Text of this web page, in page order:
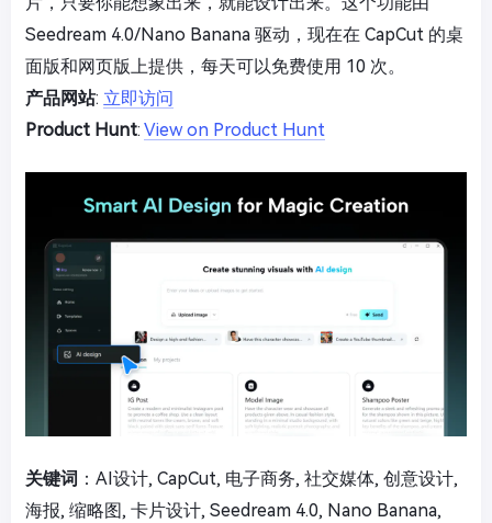
Seedream 4.0/Nano Banana 驱动，现在在 CapCut 的桌
面版和网页版上提供，每天可以免费使用 10 次。
产品网站: 立即访问
Product Hunt: View on Product Hunt
关键词 ：AI设计, CapCut, 电子商务, 社交媒体, 创意设计,
海报, 缩略图, 卡片设计, Seedream 4.0, Nano Banana,